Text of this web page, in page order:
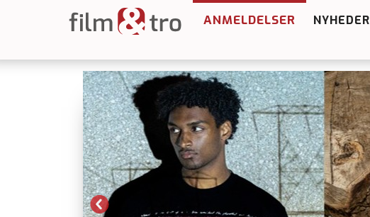
ANMELDELSER NYHEDER